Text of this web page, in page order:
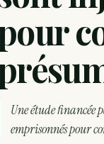
contre les maux de
suscite une forte…
Une étude financée
emprisonnés pour